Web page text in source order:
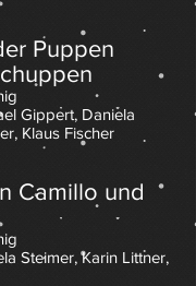
Puppen
Gippert, Daniela
Klaus Fischer
Camillo und
Steimer, Karin Littner,